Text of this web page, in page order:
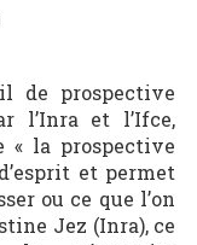
de prospective
l’Inra et l’Ifce,
« la prospective
et permet
ou ce que l’on
Jez (Inra), ce